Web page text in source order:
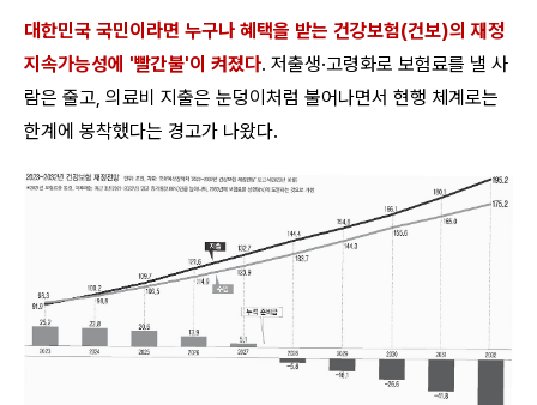
대한민국 국민이라면 누구나 혜택을 받는 건강보험(건보)의 재정
지속가능성에 '빨간불'이 켜졌다. 저출생·고령화로 보험료를 낼 사
람은 줄고, 의료비 지출은 눈덩이처럼 불어나면서 현행 체계로는
한계에 봉착했다는 경고가 나왔다.